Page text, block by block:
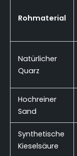
Rohmaterial
Natürlicher
Quarz
Hochreiner
Sand
Synthetische
Kieselsäure